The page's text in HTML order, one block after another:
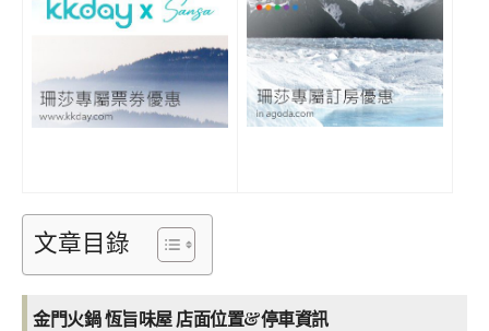
文章目錄
金門火鍋 恆旨味屋 店面位置&停車資訊